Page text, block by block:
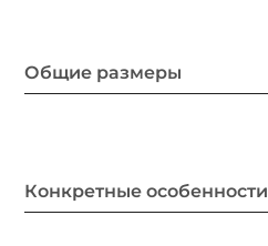
Общие размеры
Конкретные особенности